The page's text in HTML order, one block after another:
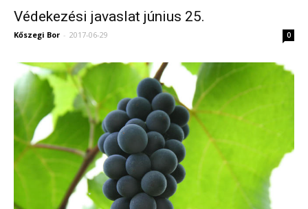
Védekezési javaslat június 25.
Kőszegi Bor - 2017-06-29 0